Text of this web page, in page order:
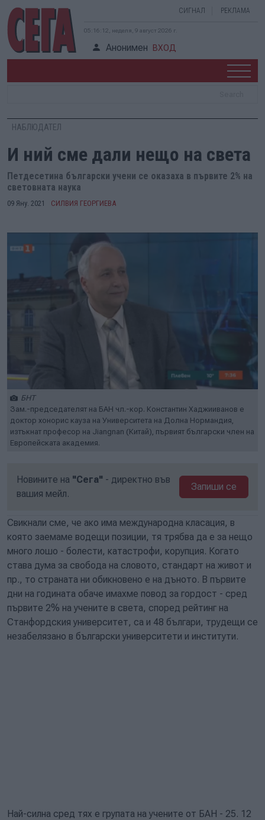
СИГНАЛ РЕКЛАМА
05:16:12, неделя, 9 август 2026 г.
Анонимен ВХОД
НАБЛЮДАТЕЛ
И ний сме дали нещо на света
Петдесетина български учени се оказаха в първите 2% на
световната наука
09 Яну. 2021 СИЛВИЯ ГЕОРГИЕВА
БНТ
Зам.-председателят на БАН чл.-кор. Константин Хаджииванов е
доктор хонорис кауза на Университета на Долна Нормандия,
изтъкнат професор на Jiangnan (Китай), първият български член на
Европейската академия.
Новините на "Сега" - директно във
вашия мейл.
Запиши се
Свикнали сме, че ако има международна класация, в
която заемаме водещи позиции, тя трябва да е за нещо
много лошо - болести, катастрофи, корупция. Когато
става дума за свобода на словото, стандарт на живот и
пр., то страната ни обикновено е на дъното. В първите
дни на годината обаче имахме повод за гордост - сред
първите 2% на учените в света, според рейтинг на
Станфордския университет, са и 48 българи, трудещи се
незабелязано в български университети и институти.
Най-силна сред тях е групата на учените от БАН - 25. 12